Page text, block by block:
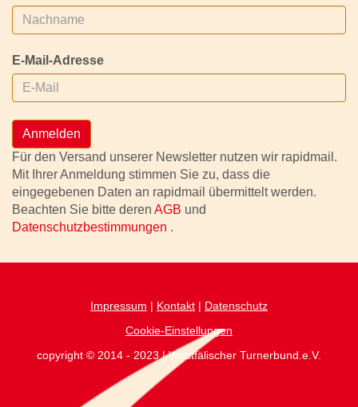
E-Mail-Adresse
Anmelden
Für den Versand unserer Newsletter nutzen wir rapidmail.
Mit Ihrer Anmeldung stimmen Sie zu, dass die
eingegebenen Daten an rapidmail übermittelt werden.
Beachten Sie bitte deren AGB und
Datenschutzbestimmungen .
Impressum | Kontakt | Datenschutz
Cookie-Einstellungen
copyright © 2014 - 2023 | Westfälischer Turnerbund.e.V.